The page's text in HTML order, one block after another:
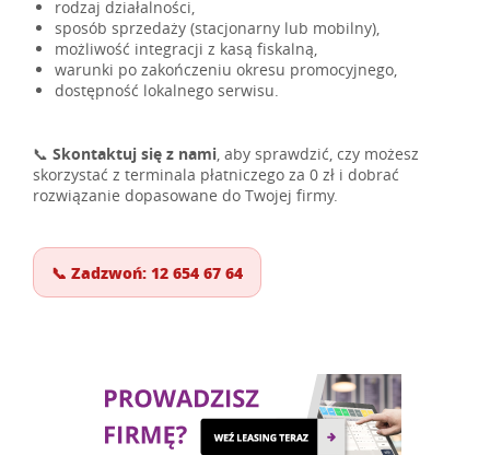
rodzaj działalności,
sposób sprzedaży (stacjonarny lub mobilny),
możliwość integracji z kasą fiskalną,
warunki po zakończeniu okresu promocyjnego,
dostępność lokalnego serwisu.
📞 Skontaktuj się z nami , aby sprawdzić, czy możesz
skorzystać z terminala płatniczego za 0 zł i dobrać
rozwiązanie dopasowane do Twojej firmy.
📞 Zadzwoń: 12 654 67 64